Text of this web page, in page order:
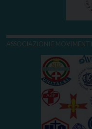
ASSOCIAZIONI E MOVIMENTI